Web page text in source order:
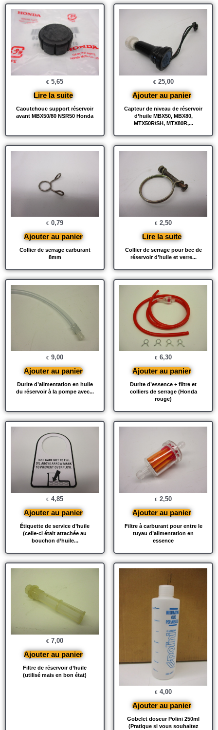
Caoutchouc support réservoir
avant MBX50/80 NSR50 Honda
€ 5,65
Lire la suite
Capteur de niveau de réservoir
d’huile MBX50, MBX80,
MTX50R/SH, MTX80R,...
€ 25,00
Ajouter au panier
Collier de serrage carburant
8mm
€ 0,79
Ajouter au panier
Collier de serrage pour bec de
réservoir d’huile et verre...
€ 2,50
Lire la suite
Durite d’alimentation en huile
du réservoir à la pompe avec...
€ 9,00
Ajouter au panier
Durite d’essence + filtre et
colliers de serrage (Honda
rouge)
€ 6,30
Ajouter au panier
Étiquette de service d’huile
(celle-ci était attachée au
bouchon d’huile...
€ 4,85
Ajouter au panier
Filtre à carburant pour entre le
tuyau d’alimentation en
essence
€ 2,50
Ajouter au panier
Filtre de réservoir d’huile
(utilisé mais en bon état)
€ 7,00
Ajouter au panier
Gobelet doseur Polini 250ml
(Pratique si vous souhaitez
€ 4,00
Ajouter au panier